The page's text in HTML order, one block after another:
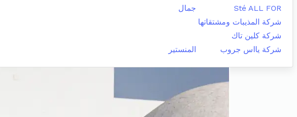
Sté ALL FOR
جمال
شركة المذيبات ومشتقاتها
شركة كلين تاك
شركة يااس جروب
المنستير